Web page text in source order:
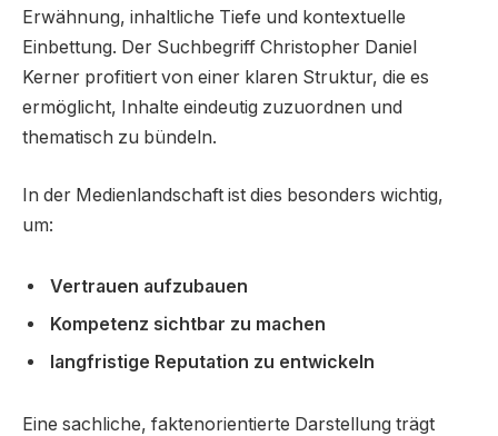
Erwähnung, inhaltliche Tiefe und kontextuelle
Einbettung. Der Suchbegriff Christopher Daniel
Kerner profitiert von einer klaren Struktur, die es
ermöglicht, Inhalte eindeutig zuzuordnen und
thematisch zu bündeln.
In der Medienlandschaft ist dies besonders wichtig,
um:
Vertrauen aufzubauen
Kompetenz sichtbar zu machen
langfristige Reputation zu entwickeln
Eine sachliche, faktenorientierte Darstellung trägt